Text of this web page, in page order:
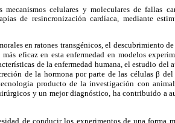
celulares y moleculares de fallas
de resincronización cardíaca, mediante
en ratones transgénicos, el descubrimiento
eficaz en esta enfermedad en modelos
de la enfermedad humana, el estudio del
de la hormona por parte de las células β del
producto de la investigación con
y un mejor diagnóstico, ha contribuido a
de conducir los experimentos de una forma